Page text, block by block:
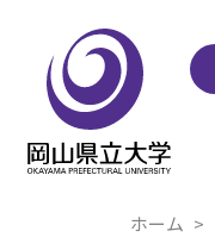
ホーム